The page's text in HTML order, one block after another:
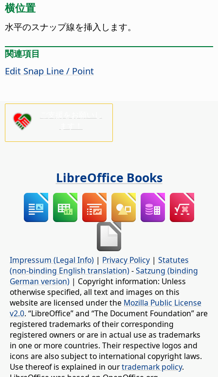
横位置
水平のスナップ線を挿入します。
関連項目
Edit Snap Line / Point
LibreOffice Books
Impressum (Legal Info) | Privacy Policy | Statutes
(non-binding English translation) -Satzung (binding
German version) | Copyright information: Unless
otherwise specified, all text and images on this
website are licensed under the Mozilla Public License
v2.0. “LibreOffice” and “The Document Foundation” are
registered trademarks of their corresponding
registered owners or are in actual use as trademarks
in one or more countries. Their respective logos and
icons are also subject to international copyright laws.
Use thereof is explained in ourtrademark policy.